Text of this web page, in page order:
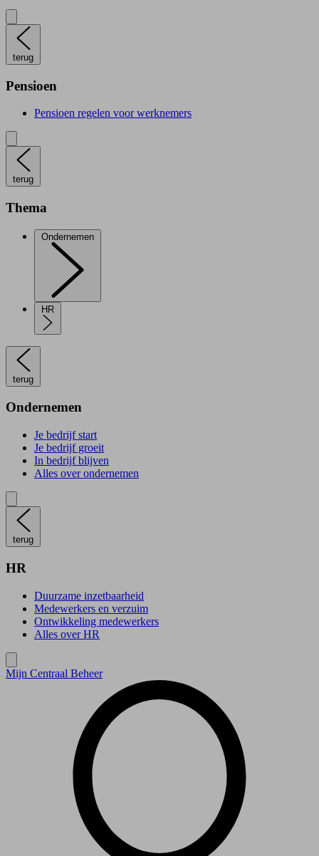
terug
Pensioen
Pensioen regelen voor werknemers
terug
Thema
Ondernemen
HR
terug
Ondernemen
Je bedrijf start
Je bedrijf groeit
In bedrijf blijven
Alles over ondernemen
terug
HR
Duurzame inzetbaarheid
Medewerkers en verzuim
Ontwikkeling medewerkers
Alles over HR
Mijn Centraal Beheer